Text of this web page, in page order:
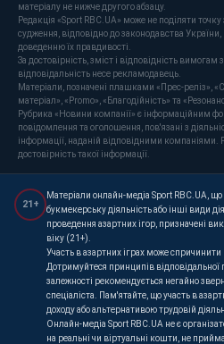
матеріалу не нижче другого абзацу.
Редакція «Sport RBC.UA» може не поділяти точку
судження, відповідно до законодавства
доведенню їх правдивості.
За достовірність, зміст і відповідність
відповідальність несе рекламодавець.
Матеріали, позначені плашками «Прес-реліз»,
матеріал», «Promo», «Благодійність» та
Рубрика «Новини компанії» є інформаційним
повідомлення та оголошення, пов'язані з
інформації, наданій відповідними компаніями.
достовірність такої інформації.
21+
Матеріали онлайн-медіа Sport RBC.UA, що
букмекерську діяльність або інші види
проведення азартних ігор, призначені
віку (21+).
Участь в азартних іграх може спричинити
Дотримуйтеся принципів відповідальної
залежності рекомендується негайно
спеціаліста. Пам'ятайте, що участь в
доходу або альтернативою трудовій
Онлайн-медіа Sport RBC.UA не є
на реальні чи віртуальні кошти, не